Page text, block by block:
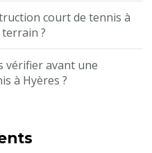
court de tennis à
?
vérifier avant une
à Hyères ?